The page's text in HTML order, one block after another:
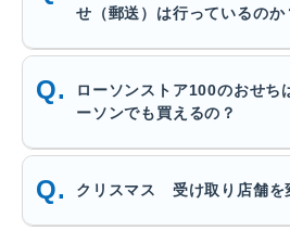
せ（郵送）は行っているのか
ローソンストア100のおせち
ーソンでも買えるの？
クリスマス 受け取り店舗を